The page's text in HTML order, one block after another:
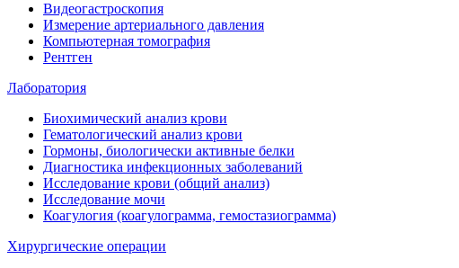
Видеогастроскопия
Измерение артериального давления
Компьютерная томография
Рентген
Лаборатория
Биохимический анализ крови
Гематологический анализ крови
Гормоны, биологически активные белки
Диагностика инфекционных заболеваний
Исследование крови (общий анализ)
Исследование мочи
Коагулогия (коагулограмма, гемостазиограмма)
Хирургические операции